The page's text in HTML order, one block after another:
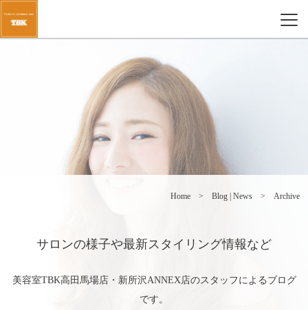
Home Blog | News Archive
サロンの様子や最新スタイリング情報など
美容室TBK高田馬場店・新所沢ANNEX店のスタッフによるブログ
です。